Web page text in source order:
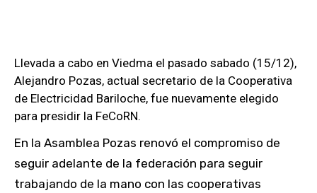
Llevada a cabo en Viedma el pasado sabado (15/12),
Alejandro Pozas, actual secretario de la Cooperativa
de Electricidad Bariloche, fue nuevamente elegido
para presidir la FeCoRN.
En la Asamblea Pozas renovó el compromiso de
seguir adelante de la federación para seguir
trabajando de la mano con las cooperativas